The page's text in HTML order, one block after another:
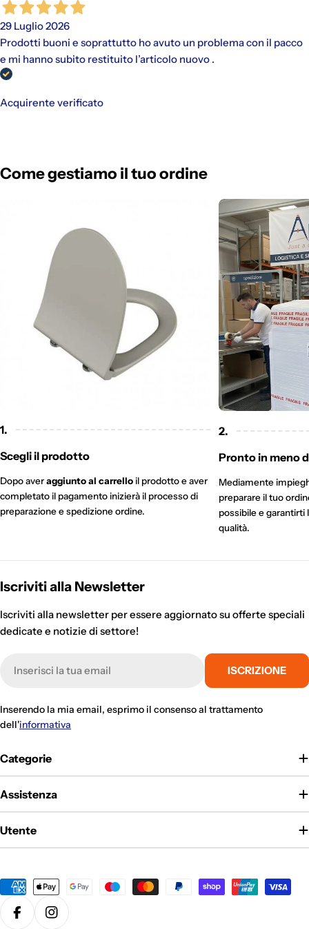
29 Luglio 2026
Prodotti buoni e soprattutto ho avuto un problema con il pacco
e mi hanno subito restituito l’articolo nuovo .
Acquirente verificato
Come gestiamo il tuo ordine
1.
Scegli il prodotto
Dopo averaggiunto al carrello il prodotto e aver
completato il pagamento inizierà il processo di
preparazione e spedizione ordine.
2.
Pronto in meno
Mediamente
preparare il tuo
possibile e garantirti
qualità.
Categorie
Assistenza
Utente
Iscriviti alla Newsletter
Iscriviti alla newsletter per essere aggiornato su offerte speciali
dedicate e notizie di settore!
mail
ISCRIZIONE
Inserendo la mia email, esprimo il consenso al trattamento
dell'informativa
Metodi
di
pagamento
FacebookInstagram